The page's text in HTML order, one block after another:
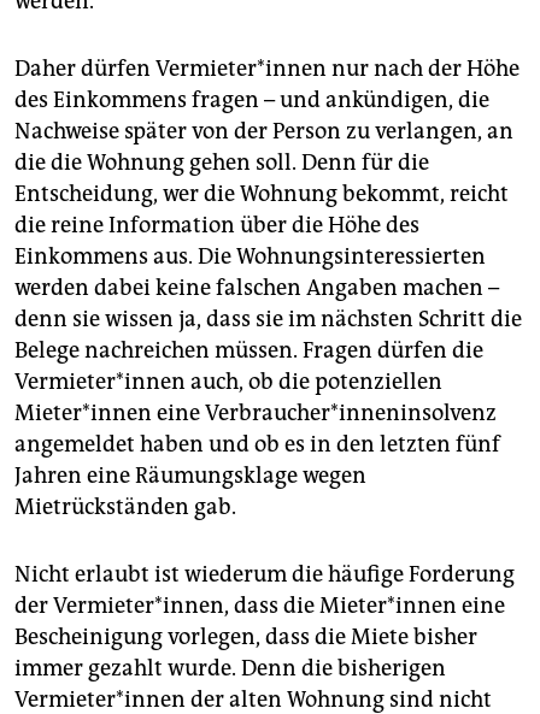
Daher dürfen Vermieter*innen nur nach der Höhe
des Einkommens fragen – und ankündigen, die
Nachweise später von der Person zu verlangen, an
die die Wohnung gehen soll. Denn für die
Entscheidung, wer die Wohnung bekommt, reicht
die reine Information über die Höhe des
Einkommens aus. Die Wohnungsinteressierten
werden dabei keine falschen Angaben machen –
denn sie wissen ja, dass sie im nächsten Schritt die
Belege nachreichen müssen. Fragen dürfen die
Vermieter*innen auch, ob die potenziellen
Mieter*innen eine Verbraucher*inneninsolvenz
angemeldet haben und ob es in den letzten fünf
Jahren eine Räumungsklage wegen
Mietrückständen gab.
Nicht erlaubt ist wiederum die häufige Forderung
der Vermieter*innen, dass die Mieter*innen eine
Bescheinigung vorlegen, dass die Miete bisher
immer gezahlt wurde. Denn die bisherigen
Vermieter*innen der alten Wohnung sind nicht